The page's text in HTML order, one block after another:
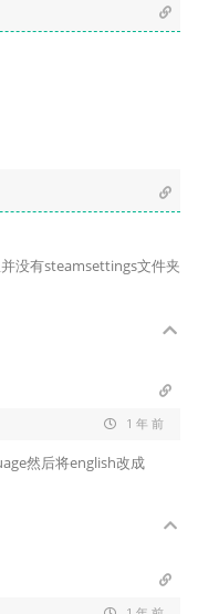
没有steamsettings文件夹
1 年 前
然后将english改成